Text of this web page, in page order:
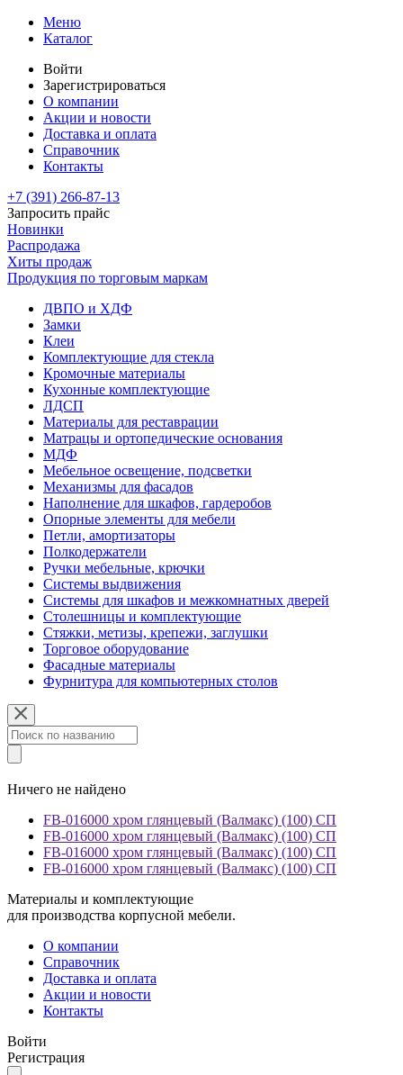
Меню
Каталог
Войти
Зарегистрироваться
О компании
Акции и новости
Доставка и оплата
Справочник
Контакты
+7 (391) 266-87-13
Запросить прайс
Новинки
Распродажа
Хиты продаж
Продукция по торговым маркам
ДВПО и ХДФ
Замки
Клеи
Комплектующие для стекла
Кромочные материалы
Кухонные комплектующие
ЛДСП
Материалы для реставрации
Матрацы и ортопедические основания
МДФ
Мебельное освещение, подсветки
Механизмы для фасадов
Наполнение для шкафов, гардеробов
Опорные элементы для мебели
Петли, амортизаторы
Полкодержатели
Ручки мебельные, крючки
Системы выдвижения
Системы для шкафов и межкомнатных дверей
Столешницы и комплектующие
Стяжки, метизы, крепежи, заглушки
Торговое оборудование
Фасадные материалы
Фурнитура для компьютерных столов
Ничего не найдено
FB-016000 хром глянцевый (Валмакс) (100) СП
FB-016000 хром глянцевый (Валмакс) (100) СП
FB-016000 хром глянцевый (Валмакс) (100) СП
FB-016000 хром глянцевый (Валмакс) (100) СП
Материалы и комплектующие
для производства корпусной мебели.
О компании
Справочник
Доставка и оплата
Акции и новости
Контакты
Войти
Регистрация